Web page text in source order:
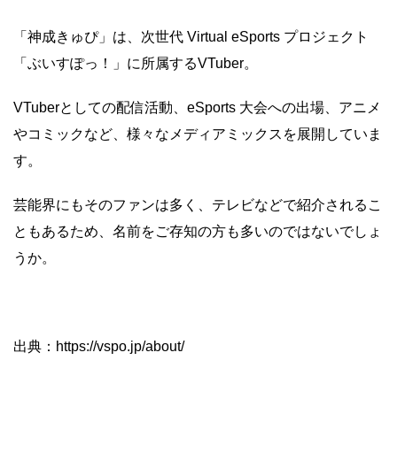
「神成きゅぴ」は、次世代 Virtual eSports プロジェクト
「ぶいすぽっ！」に所属するVTuber。
VTuberとしての配信活動、eSports 大会への出場、アニメ
やコミックなど、様々なメディアミックスを展開していま
す。
芸能界にもそのファンは多く、テレビなどで紹介されるこ
ともあるため、名前をご存知の方も多いのではないでしょ
うか。
出典：https://vspo.jp/about/